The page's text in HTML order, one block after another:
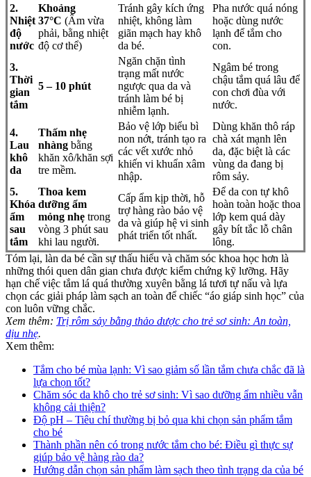
2.
Nhiệt
độ
nước
Khoảng
37°C (Ấm vừa
phải, bằng nhiệt
độ cơ thể)
Tránh gây kích ứng
nhiệt, không làm
giãn mạch hay khô
da bé.
Pha nước quá nóng
hoặc dùng nước
lạnh để tắm cho
con.
3.
Thời
gian
tắm
5 – 10 phút
Ngăn chặn tình
trạng mất nước
ngược qua da và
tránh làm bé bị
nhiễm lạnh.
Ngâm bé trong
chậu tắm quá lâu để
con chơi đùa với
nước.
4.
Lau
khô
da
Thấm nhẹ
nhàng bằng
khăn xô/khăn sợi
tre mềm.
Bảo vệ lớp biểu bì
non nớt, tránh tạo ra
các vết xước nhỏ
khiến vi khuẩn xâm
nhập.
Dùng khăn thô ráp
chà xát mạnh lên
da, đặc biệt là các
vùng da đang bị
rôm sảy.
5.
Khóa
ẩm
sau
tắm
Thoa kem
dưỡng ẩm
mỏng nhẹ trong
vòng 3 phút sau
khi lau người.
Cấp ẩm kịp thời, hỗ
trợ hàng rào bảo vệ
da và giúp hệ vi sinh
phát triển tốt nhất.
Để da con tự khô
hoàn toàn hoặc thoa
lớp kem quá dày
gây bít tắc lỗ chân
lông.
Tóm lại, làn da bé cần sự thấu hiểu và chăm sóc khoa học hơn là
những thói quen dân gian chưa được kiểm chứng kỹ lưỡng. Hãy
hạn chế việc tắm lá quá thường xuyên bằng lá tươi tự nấu và lựa
chọn các giải pháp làm sạch an toàn để chiếc “áo giáp sinh học” của
con luôn vững chắc.
Xem thêm: Trị rôm sảy bằng thảo dược cho trẻ sơ sinh: An toàn,
dịu nhẹ.
Xem thêm:
Tắm cho bé mùa lạnh: Vì sao giảm số lần tắm chưa chắc đã là
lựa chọn tốt?
Chăm sóc da khô cho trẻ sơ sinh: Vì sao dưỡng ẩm nhiều vẫn
không cải thiện?
Độ pH – Tiêu chí thường bị bỏ qua khi chọn sản phẩm tắm
cho bé
Thành phần nên có trong nước tắm cho bé: Điều gì thực sự
giúp bảo vệ hàng rào da?
Hướng dẫn chọn sản phẩm làm sạch theo tình trạng da của bé